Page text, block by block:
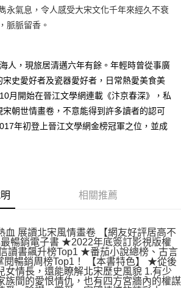
含以上)免運費
含以上)免運費
永氣息，令人感受大宋文化千年來經久不衰
脈脈留香。
人，現旅居清邁六年有餘。年輕時曾從事廣
史愛好者及瓷器愛好者，日常熱愛美食美
月開始在晉江文學網連載《汴京春深》，私
朝世情畫卷，不意能得到許多讀者的認可
年初登上晉江文學網金榜冠軍之位，並成
相關推薦
血 展讀北宋風情畫卷 【網友好評居高不
暢銷電子書 ★2022年底簽訂影視版權
讀書飆升榜Top1 ★番茄小說總榜、古言
暢銷周榜Top1！ 【本書特色】 ★從後
女情長，還能瞭解北宋歷史風貌 1.有少
族間的愛恨情仇，也有四方宮牆內的權謀